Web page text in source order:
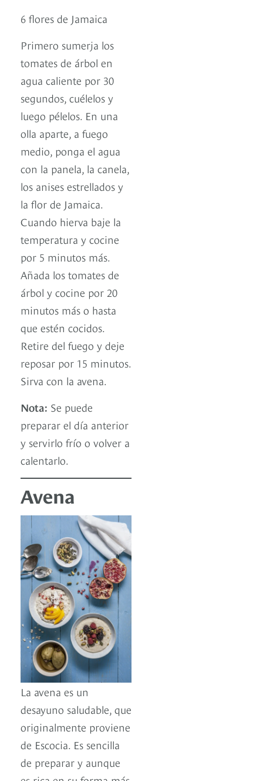
6 flores de Jamaica
Primero sumerja los
tomates de árbol en
agua caliente por 30
segundos, cuélelos y
luego pélelos. En una
olla aparte, a fuego
medio, ponga el agua
con la panela, la canela,
los anises estrellados y
la flor de Jamaica.
Cuando hierva baje la
temperatura y cocine
por 5 minutos más.
Añada los tomates de
árbol y cocine por 20
minutos más o hasta
que estén cocidos.
Retire del fuego y deje
reposar por 15 minutos.
Sirva con la avena.
Nota: Se puede
preparar el día anterior
y servirlo frío o volver a
calentarlo.
Avena
La avena es un
desayuno saludable, que
originalmente proviene
de Escocia. Es sencilla
de preparar y aunque